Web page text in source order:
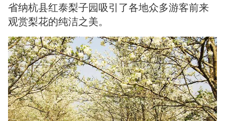
省纳杭县红泰梨子园吸引了各地众多游客前来
观赏梨花的纯洁之美。